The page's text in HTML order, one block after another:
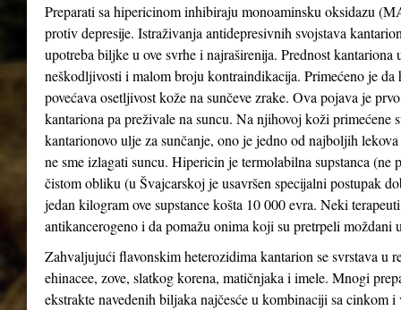
Preparati sa hipericinom inhibiraju monoaminsku oksidazu
protiv depresije. Istraživanja antidepresivnih svojstava
upotreba biljke u ove svrhe i najraširenija. Prednost kantariona
neškodljivosti i malom broju kontraindikacija. Primećeno je
povećava osetljivost kože na sunčeve zrake. Ova pojava je
kantariona pa preživale na suncu. Na njihovoj koži primećene
kantarionovo ulje za sunčanje, ono je jedno od najboljih
ne sme izlagati suncu. Hipericin je termolabilna supstanca (ne
čistom obliku (u Švajcarskoj je usavršen specijalni postupak
jedan kilogram ove supstance košta 10 000 evra. Neki
antikancerogeno i da pomažu onima koji su pretrpeli moždani
Zahvaljujući flavonskim heterozidima kantarion se svrstava u
ehinacee, zove, slatkog korena, matičnjaka i imele. Mnogi
ekstrakte navedenih biljaka najčesće u kombinaciji sa cinkom